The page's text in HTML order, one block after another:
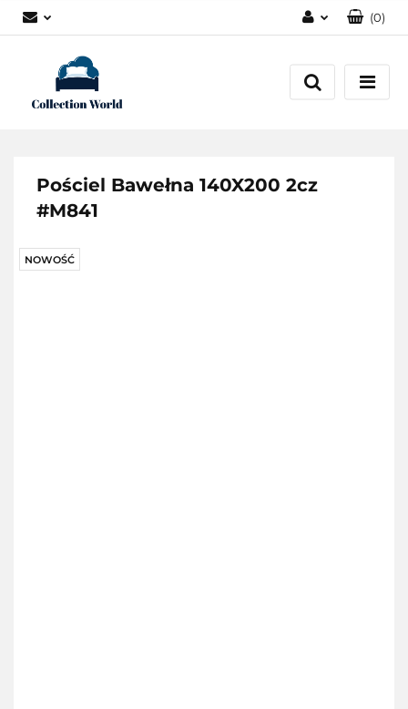
Zarejestruj się
(0)
Pościel Bawełna 140X200 2cz
#M841
NOWOŚĆ